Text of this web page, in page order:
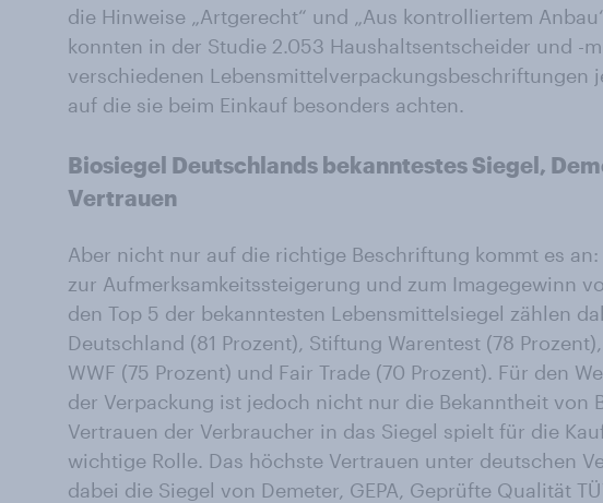
die Hinweise „Artgerecht“ und „Aus kontrolliertem
konnten in der Studie 2.053 Haushaltsentscheider und -
verschiedenen Lebensmittelverpackungsbeschriftungen
auf die sie beim Einkauf besonders achten.
Biosiegel Deutschlands bekanntestes Siegel,
Vertrauen
Aber nicht nur auf die richtige Beschriftung kommt es
zur Aufmerksamkeitssteigerung und zum Imagegewinn
den Top 5 der bekanntesten Lebensmittelsiegel zählen
Deutschland (81 Prozent), Stiftung Warentest (78
WWF (75 Prozent) und Fair Trade (70 Prozent). Für den
der Verpackung ist jedoch nicht nur die Bekanntheit von
Vertrauen der Verbraucher in das Siegel spielt für die
wichtige Rolle. Das höchste Vertrauen unter deutschen
dabei die Siegel von Demeter, GEPA, Geprüfte Qualität